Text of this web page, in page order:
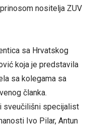
nositelja ZUV
sa Hrvatskog
koja je predstavila
sa kolegama sa
članka.
sveučilišni specijalist
Ivo Pilar, Antun